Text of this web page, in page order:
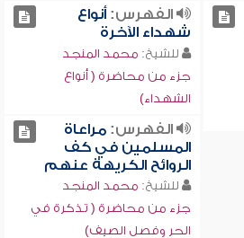
الفهرس:أنواع
شهداء الآخرة
للشيخ: محمد المنجد
جزء من محاضرة ( أنواع
الشهداء)
الفهرس:مراعاة
المسلمين في كف
الروائح الكريهة عنهم
للشيخ: محمد المنجد
جزء من محاضرة ( تذكرة في
الحر وفصل الصيف)